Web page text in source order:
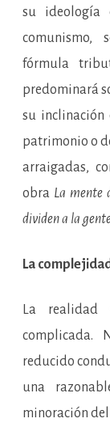
su ideología
comunismo,
fórmula
predominará
su inclinación
patrimonio o
arraigadas,
obra La mente
dividen a la
La
La realidad
complicada.
reducido
una
minoración